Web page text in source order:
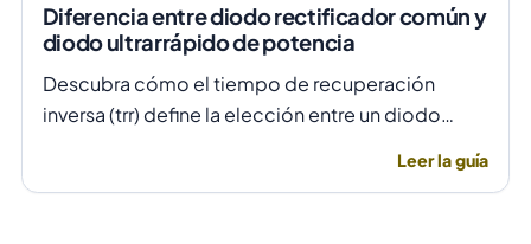
Diferencia entre diodo rectificador común y
diodo ultrarrápido de potencia
Descubra cómo el tiempo de recuperación
inversa (trr) define la elección entre un diodo
Leer la guía